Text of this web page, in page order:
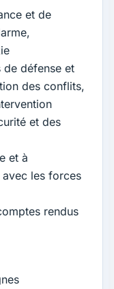
et de
de défense et
des conflits,
et des
et à
les forces
rendus